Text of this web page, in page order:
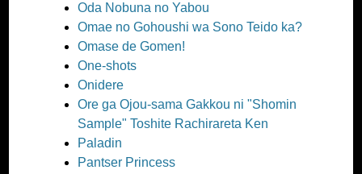
Oda Nobuna no Yabou
Omae no Gohoushi wa Sono Teido ka?
Omase de Gomen!
One-shots
Onidere
Ore ga Ojou-sama Gakkou ni "Shomin
Sample" Toshite Rachirareta Ken
Paladin
Pantser Princess